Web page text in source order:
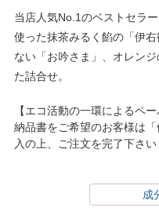
当店人気No.1のベストセラ
使った抹茶みるく餡の「伊
ない「お吟さま」、オレン
た詰合せ。
【エコ活動の一環によるペ
納品書をご希望のお客様は
入の上、ご注文を完了下さい
成